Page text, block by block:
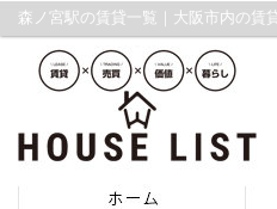
森ノ宮駅の賃貸一覧｜大阪市内の賃